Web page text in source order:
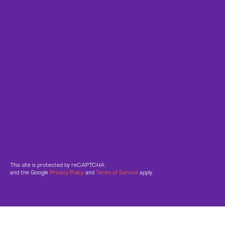
This site is protected by reCAPTCHA
and the Google Privacy Policy and Terms of Service apply.